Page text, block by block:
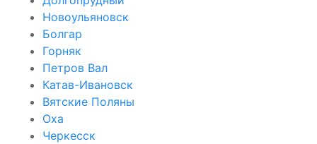
Новоульяновск
Болгар
Горняк
Петров Вал
Катав-Ивановск
Вятские Поляны
Оха
Черкесск